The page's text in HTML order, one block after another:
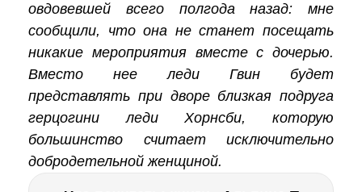
овдовевшей всего полгоданазад: мне
сообщили, что она не станет посещать
никакие мероприятия вместе с дочерью.
Вместо нее леди Гвин будет
представлять при дворе близкая подруга
герцогини леди Хорнсби, которую
большинство считает исключительно
добродетельной женщиной.